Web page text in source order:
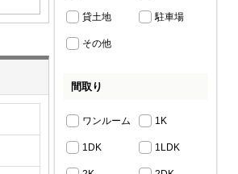
貸土地 駐車場
その他
間取り
ワンルーム 1K
1DK 1LDK